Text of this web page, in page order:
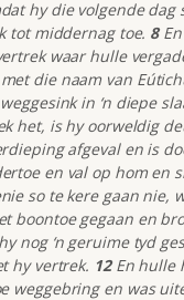
hy die volgende dag
tot middernag toe. 8En
waar hulle
die naam van
in ‘n diepe
het, is hy oorweldig
afgeval en is
en val op hom en
so te kere gaan nie,
boontoe gegaan en
nog ‘n geruime tyd
hy vertrek. 12En hulle
weggebring en was